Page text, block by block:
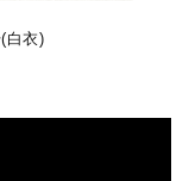
白衣)